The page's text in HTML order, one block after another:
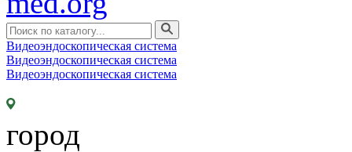
Видеоэндоскопическая система
Видеоэндоскопическая система
Видеоэндоскопическая система
город